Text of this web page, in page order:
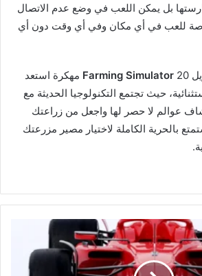
بل يمكن اللعب في وضع عدم الاتصال
للعب في أي مكان وفي أي وقت دون أي
Farming Simulator 20 مهكرة استعد
حيث تجتمع التكنولوجيا الحديثة مع
عوالم لا حصر لها واجعل من زراعتك
بالحرية الكاملة لاختيار مصير مزرعتك